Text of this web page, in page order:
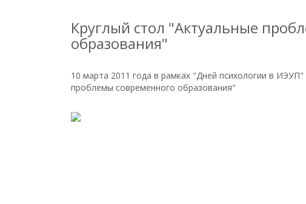
Круглый стол "Актуальные
образования"
10 марта 2011 года в рамках "Дней психологии в
проблемы современного образования"